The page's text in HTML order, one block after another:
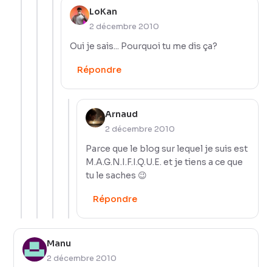
LoKan
2 décembre 2010
Oui je sais... Pourquoi tu me dis ça?
Répondre
Arnaud
2 décembre 2010
Parce que le blog sur lequel je suis est
M.A.G.N.I.F.I.Q.U.E. et je tiens a ce que
tu le saches 😉
Répondre
Manu
2 décembre 2010